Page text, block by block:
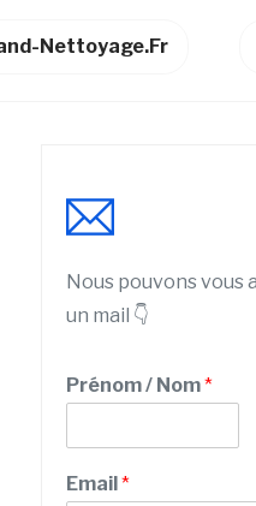
Nettoyage.fr
Nous pouvons vous
un mail 👇
Prénom / Nom*
r
é
Email*